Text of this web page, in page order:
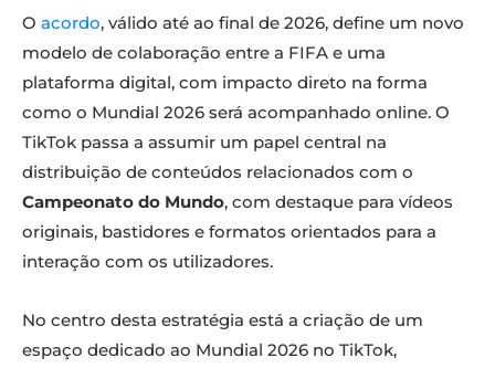
O acordo, válido até ao final de 2026, define um novo
modelo de colaboração entre a FIFA e uma
plataforma digital, com impacto direto na forma
como o Mundial 2026 será acompanhado online. O
TikTok passa a assumir um papel central na
distribuição de conteúdos relacionados com o
Campeonato do Mundo, com destaque para vídeos
originais, bastidores e formatos orientados para a
interação com os utilizadores.
No centro desta estratégia está a criação de um
espaço dedicado ao Mundial 2026 no TikTok,